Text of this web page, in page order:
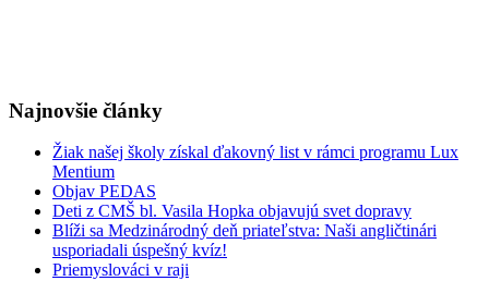
Najnovšie články
Žiak našej školy získal ďakovný list v rámci programu Lux
Mentium
Objav PEDAS
Deti z CMŠ bl. Vasila Hopka objavujú svet dopravy
Blíži sa Medzinárodný deň priateľstva: Naši angličtinári
usporiadali úspešný kvíz!
Priemyslováci v raji